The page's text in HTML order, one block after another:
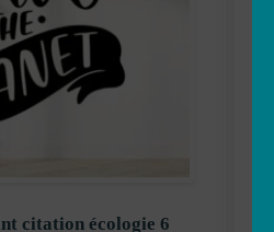
citation écologie 6